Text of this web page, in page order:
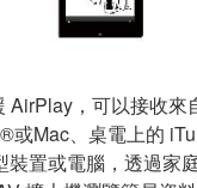
AirPlay，可以接收來
Mac、桌電上的
裝置或電腦，透過家